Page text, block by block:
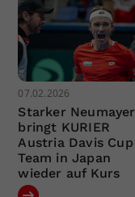
07.02.2026
Starker Neumayer
bringt KURIER
Austria Davis Cup
Team in Japan
wieder auf Kurs